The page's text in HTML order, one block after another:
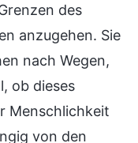
des
anzugehen. Sie
nach Wegen,
ob dieses
Menschlichkeit
von den